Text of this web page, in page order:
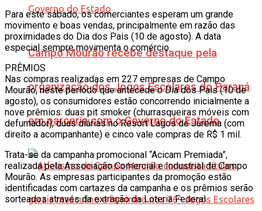
Campo Mourão recebe destaque pela
organização dos Jogos Escolares do Paraná
em parceria com o Governo do Estado
Para este sábado, os comerciantes esperam um grande
movimento e boas vendas, principalmente em razão das
proximidades do Dia dos Pais (10 de agosto). A data
especial sempre movimenta o comércio.
PRÊMIOS
Nas compras realizadas em 227 empresas de Campo
Mourão, neste período que antecede o Dia dos Pais (10 de
agosto), os consumidores estão concorrendo inicialmente a
nove prêmios: duas pit smoker (churrasqueiras móveis com
defumador), duas diárias no Resort Lagos de Jurema (com
direito a acompanhante) e cinco vale compras de R$ 1 mil.
Trata-se da campanha promocional “Acicam Premiada”,
realizada pela Associação Comercial e Industrial de Campo
Mourão. As empresas participantes da promoção estão
identificadas com cartazes da campanha e os prêmios serão
sorteados através da extração da Loteria Federal.